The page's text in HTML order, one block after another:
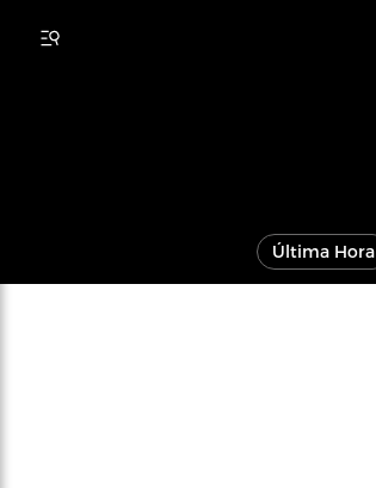
Última Hora